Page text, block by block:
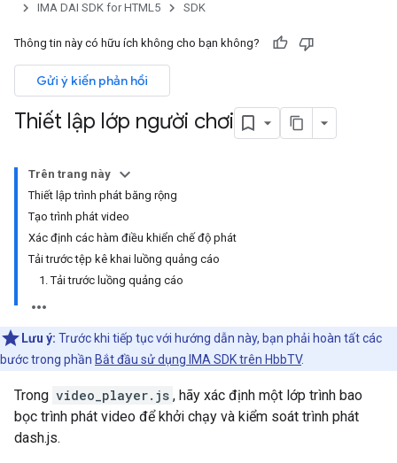
IMA DAI SDK for HTML5
SDK
Thông tin này có hữu ích không cho bạn không?
Gửi ý kiến phản hồi
Thiết lập lớp người chơi
Trên trang này
Thiết lập trình phát băng rộng
Tạo trình phát video
Xác định các hàm điều khiển chế độ phát
Tải trước tệp kê khai luồng quảng cáo
1. Tải trước luồng quảng cáo
Lưu ý: Trước khi tiếp tục với hướng dẫn này, bạn phải hoàn tất các
bước trong phần Bắt đầu sử dụng IMA SDK trên HbbTV.
Trong video_player.js , hãy xác định một lớp trình bao
bọc trình phát video để khởi chạy và kiểm soát trình phát
dash.js.